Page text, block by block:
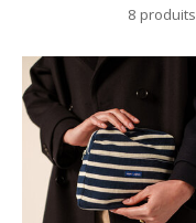
8 produits